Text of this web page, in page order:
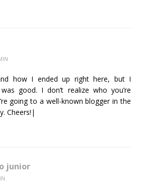
how I ended up right here, but I
good. I don’t realize who you’re
going to a well-known blogger in the
Cheers!|
junior